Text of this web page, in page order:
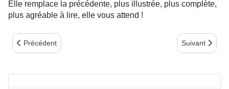
Elle remplace la précédente, plus illustrée, plus complète,
plus agréable à lire, elle vous attend !
Article précédent : SAMEDI 24 MAI 2014 à 14h30 : MONTÉE AU
Précédent Article suivant
Suivant